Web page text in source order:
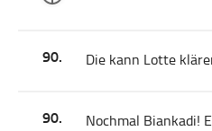
90. Die kann Lotte
90. Nochmal Biankadi!